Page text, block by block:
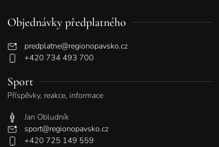
Objednávky předplatného
predplatne@regionopavsko.cz
+420 734 493 700
Sport
Příspěvky, reakce, informace
Jan Obludník
sport@regionopavsko.cz
+420 725 149 559